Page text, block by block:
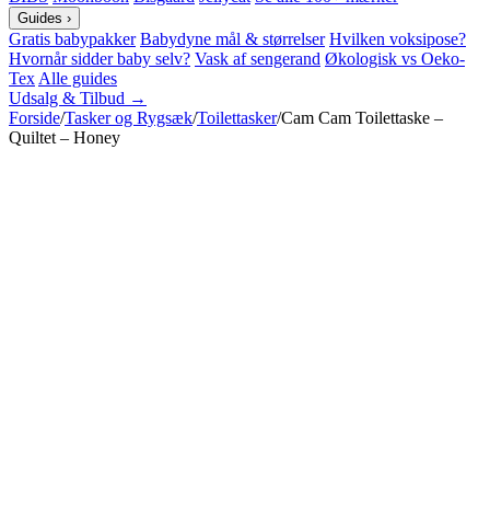
Guides ›
Gratis babypakker Babydyne mål & størrelser Hvilken voksipose?
Hvornår sidder baby selv? Vask af sengerand Økologisk vs Oeko-
Tex Alle guides
Udsalg & Tilbud →
Forside/Tasker og Rygsæk/Toilettasker/Cam Cam Toilettaske –
Quiltet – Honey